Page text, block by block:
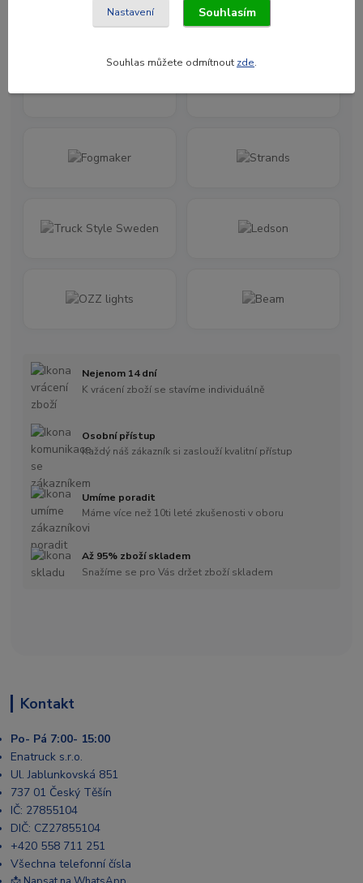
Nejenom 14 dní
K vrácení zboží se stavíme individuálně
Osobní přístup
Každý náš zákazník si zaslouží kvalitní přístup
Umíme poradit
Máme více než 10ti leté zkušenosti v oboru
Až 95% zboží skladem
Snažíme se pro Vás držet zboží skladem
Kontakt
Po- Pá 7:00- 15:00
Enatruck s.r.o.
Ul. Jablunkovská 851
737 01 Český Těšín
IČ: 27855104
DIČ: CZ27855104
+420 558 711 251
Všechna telefonní čísla
Nastavení Souhlasím
Souhlas můžete odmítnout zde.